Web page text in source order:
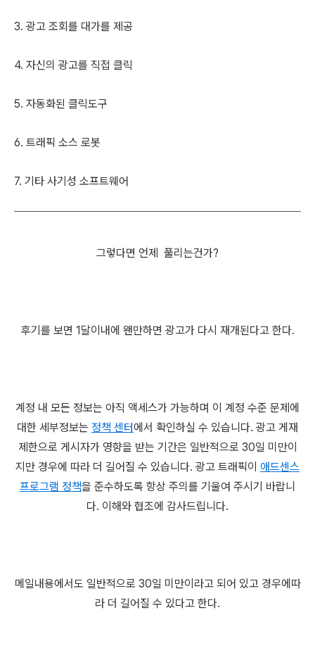
3. 광고 조회를 대가를 제공
4. 자신의 광고를 직접 클릭
5. 자동화된 클릭도구
6. 트래픽 소스 로봇
7. 기타 사기성 소프트웨어
그렇다면 언제 풀리는건가?
후기를 보면 1달이내에 왠만하면 광고가 다시 재개된다고 한다.
계정 내 모든 정보는 아직 액세스가 가능하며 이 계정 수준 문제에
대한 세부정보는 정책 센터에서 확인하실 수 있습니다. 광고 게재
제한으로 게시자가 영향을 받는 기간은 일반적으로 30일 미만이
지만 경우에 따라 더 길어질 수 있습니다. 광고 트래픽이 애드센스
프로그램 정책을 준수하도록 항상 주의를 기울여 주시기 바랍니
다. 이해와 협조에 감사드립니다.
메일내용에서도 일반적으로 30일 미만이라고 되어 있고 경우에따
라 더 길어질 수 있다고 한다.